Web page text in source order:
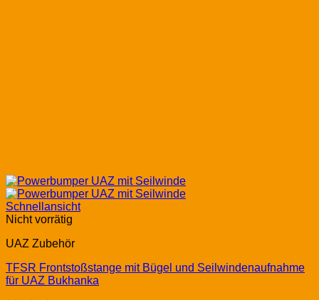
Schnellansicht
Nicht vorrätig
UAZ Zubehör
TFSR Frontstoßstange mit Bügel und Seilwindenaufnahme
für UAZ Bukhanka